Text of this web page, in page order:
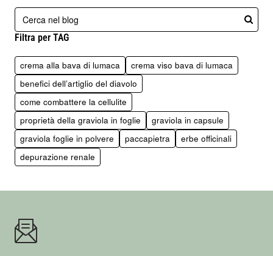
Filtra per TAG
crema alla bava di lumaca
crema viso bava di lumaca
benefici dell’artiglio del diavolo
come combattere la cellulite
proprietà della graviola in foglie
graviola in capsule
graviola foglie in polvere
paccapietra
erbe officinali
depurazione renale